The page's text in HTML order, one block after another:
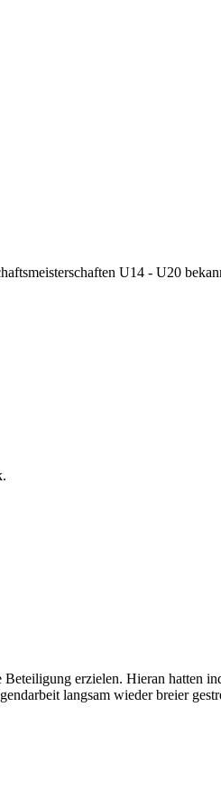
U14 - U20
erzielen. Hieran hatten
langsam wieder breier